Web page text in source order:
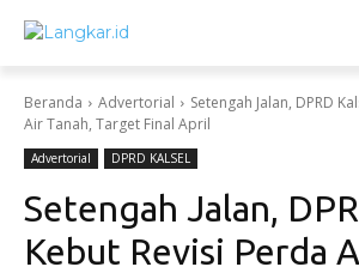
Beranda Advertorial
Setengah Jalan, DPRD
Air Tanah, Target Final April
Advertorial DPRD KALSEL
Setengah Jalan,
Kebut Revisi Perda